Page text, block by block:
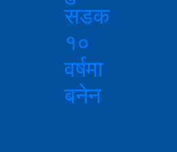
सडक
१०
वर्षमा
बनेन